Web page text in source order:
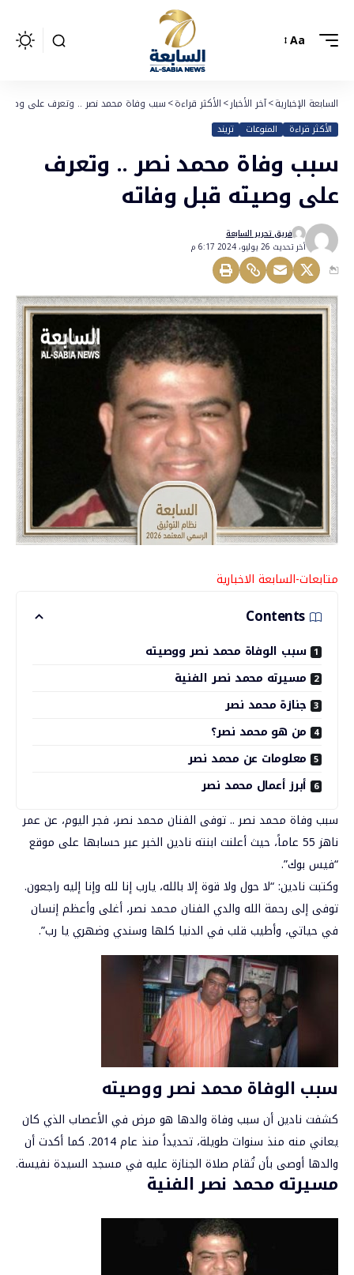
Aa
السابعة الإخبارية>آخر الأخبار>الأكثر قراءة>سبب وفاة محمد نصر .. وتعرف على
الأكثر قراءة المنوعات تريند
سبب وفاة محمد نصر .. وتعرف
على وصيته قبل وفاته
أخر تحديث 26 يوليو، 2024 6:17 م
فريق تحرير السابعة
متابعات-السابعة الاخبارية
Contents
سبب الوفاة محمد نصر ووصيته
مسيرته محمد نصر الفنية
جنازة محمد نصر
من هو محمد نصر؟
معلومات عن محمد نصر
أبرز أعمال محمد نصر
سبب وفاة محمد نصر .. توفى الفنان محمد نصر، فجر اليوم، عن عمر
ناهز 55 عاماً، حيث أعلنت ابنته نادين الخبر عبر حسابها على موقع
“فيس بوك”.
وكتبت نادين: “لا حول ولا قوة إلا بالله، يارب إنا لله وإنا إليه راجعون.
توفى إلى رحمة الله والدي الفنان محمد نصر، أغلى وأعظم إنسان
في حياتي، وأطيب قلب في الدنيا كلها وسندي وضهري يا رب”.
سبب الوفاة محمد نصر ووصيته
كشفت نادين أن سبب وفاة والدها هو مرض في الأعصاب الذي كان
يعاني منه منذ سنوات طويلة، تحديداً منذ عام 2014. كما أكدت أن
والدها أوصى بأن تُقام صلاة الجنازة عليه في مسجد السيدة نفيسة.
مسيرته محمد نصر الفنية